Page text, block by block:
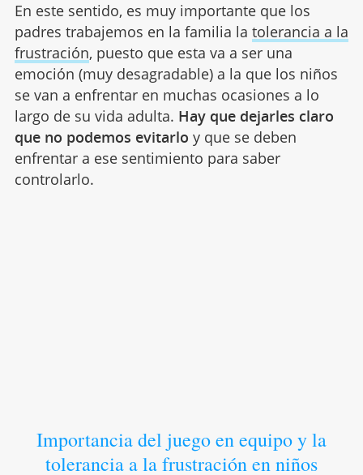
En este sentido, es muy importante que los
padres trabajemos en la familia la tolerancia a la
frustración, puesto que esta va a ser una
emoción (muy desagradable) a la que los niños
se van a enfrentar en muchas ocasiones a lo
largo de su vida adulta. Hay que dejarles claro
que no podemos evitarlo y que se deben
enfrentar a ese sentimiento para saber
controlarlo.
Importancia del juego en equipo y la
tolerancia a la frustración en niños